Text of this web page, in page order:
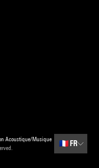
Acoustique/Musique
🇫🇷 FR